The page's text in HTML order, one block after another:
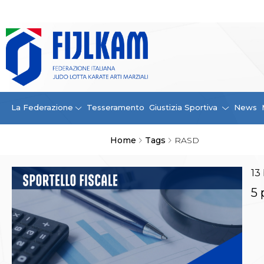
La Federazione Tesseramento Giustizia Sportiva News
Home Tags RASD
La Federazione
La FIJLKAM
Organigramma
Storia
Campioni di tutti i tempi
News
Convenzioni
Contatti
Safeguarding Policy
Ufficiali di Gara
Antidoping e tutela sanitaria
Tesseramento
Contatti
13
5